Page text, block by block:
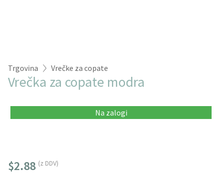
Trgovina Vrečke za copate
Vrečka za copate modra
Na zalogi
$2.88 (z DDV)